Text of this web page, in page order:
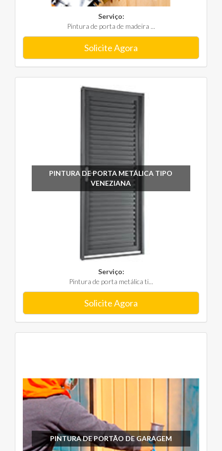
Serviço:
Pintura de porta de madeira ...
Solicite Agora
PINTURA DE PORTA METÁLICA TIPO
VENEZIANA
Serviço:
Pintura de porta metálica ti...
Solicite Agora
PINTURA DE PORTÃO DE GARAGEM